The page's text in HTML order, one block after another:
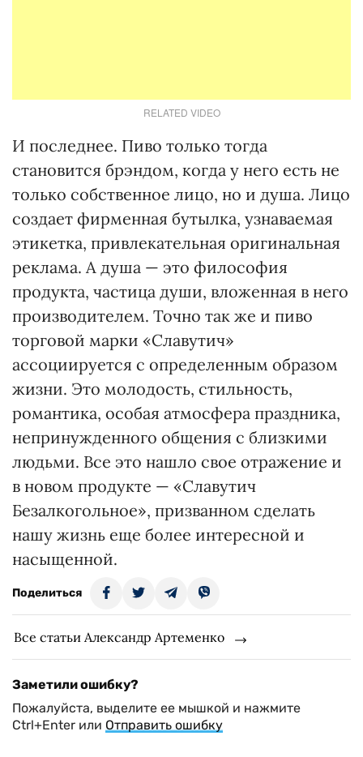
RELATED VIDEO
И последнее. Пиво только тогда
становится брэндом, когда у него есть не
только собственное лицо, но и душа. Лицо
создает фирменная бутылка, узнаваемая
этикетка, привлекательная оригинальная
реклама. А душа — это философия
продукта, частица души, вложенная в него
производителем. Точно так же и пиво
торговой марки «Славутич»
ассоциируется с определенным образом
жизни. Это молодость, стильность,
романтика, особая атмосфера праздника,
непринужденного общения с близкими
людьми. Все это нашло свое отражение и
в новом продукте — «Славутич
Безалкогольное», призванном сделать
нашу жизнь еще более интересной и
насыщенной.
Поделиться
Все статьи Александр Артеменко
Заметили ошибку?
Пожалуйста, выделите ее мышкой и нажмите
Ctrl+Enter или Отправить ошибку